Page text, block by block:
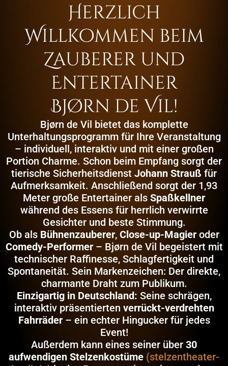
Herzlich
Willkommen beim
Zauberer und
Entertainer
Bjørn de Vil!
Bjørn de Vil bietet das komplette
Unterhaltungsprogramm für Ihre Veranstaltung
– individuell, interaktiv und mit einer großen
Portion Charme. Schon beim Empfang sorgt der
tierische Sicherheitsdienst Johann Strauß für
Aufmerksamkeit. Anschließend sorgt der 1,93
Meter große Entertainer als Spaßkellner
während des Essens für herrlich verwirrte
Gesichter und beste Stimmung.
Ob als Bühnenzauberer, Close-up-Magieroder
Comedy-Performer– Bjørn de Vil begeistert mit
technischer Raffinesse, Schlagfertigkeit und
Spontaneität. Sein Markenzeichen: Der direkte,
charmante Draht zum Publikum.
Einzigartig in Deutschland: Seine schrägen,
interaktiv präsentierten verrückt-verdrehten
Fahrräder– ein echter Hingucker für jedes
Event!
Außerdem kann eines seiner über 30
aufwendigen Stelzenkostüme (stelzentheater-